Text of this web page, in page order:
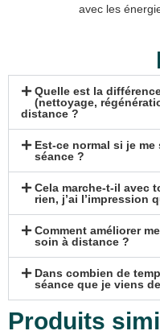
avec les
Quelle est la
(nettoyage,
distance ?
Est-ce normal si je
séance ?
Cela marche-t-il avec
rien, j’ai l’impression
Comment améliorer
soin à distance ?
Dans combien de
séance que je viens
Produits